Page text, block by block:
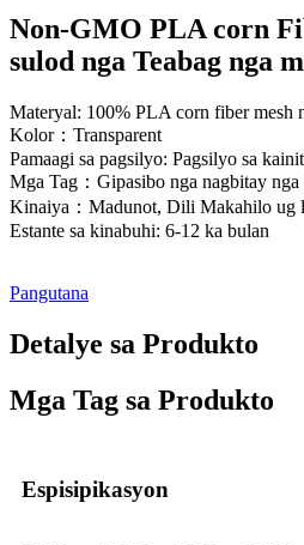
Non-GMO PLA corn
sulod nga Teabag nga
Materyal: 100% PLA corn fiber mesh
Kolor：Transparent
Pamaagi sa pagsilyo: Pagsilyo sa kainit
Mga Tag：Gipasibo nga nagbitay nga
Kinaiya：Madunot, Dili Makahilo ug
Estante sa kinabuhi: 6-12 ka bulan
Pangutana
Detalye sa Produkto
Mga Tag sa Produkto
Espisipikasyon